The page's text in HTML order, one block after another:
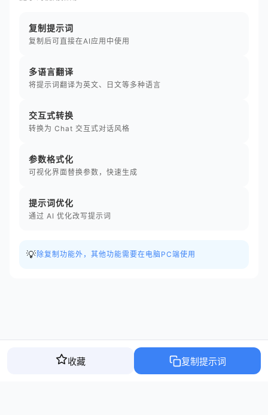
复制提示词
复制后可直接在AI应用中使用
多语言翻译
将提示词翻译为英文、日文等多种语言
交互式转换
转换为 Chat 交互式对话风格
参数格式化
可视化界面替换参数，快速生成
提示词优化
通过 AI 优化改写提示词
💡 除复制功能外，其他功能需要在电脑PC端使用
收藏 复制提示词